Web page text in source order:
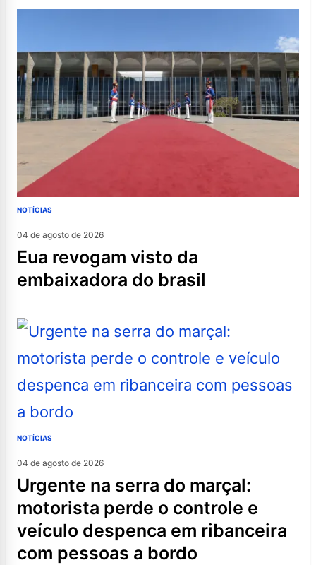
NOTÍCIAS
04 de agosto de 2026
eua revogam visto da
embaixadora do brasil
NOTÍCIAS
04 de agosto de 2026
urgente na serra do marçal:
motorista perde o controle e
veículo despenca em ribanceira
com pessoas a bordo